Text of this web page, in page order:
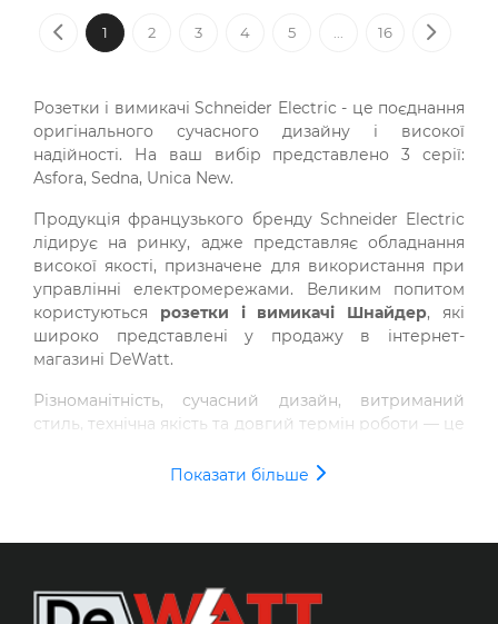
Антрацит
Previous
1 2 3 4 5 16 Next
Розетки і вимикачі Schneider Electric - це поєднання
оригінального сучасного дизайну і високої
надійності. На ваш вибір представлено 3 серії:
Asfora, Sedna, Unica New.
Продукція французького бренду Schneider Electric
лідирує на ринку, адже представляє обладнання
високої якості, призначене для використання при
управлінні електромережами. Великим попитом
користуються розетки і вимикачі Шнайдер, які
широко представлені у продажу в інтернет-
магазині DeWatt.
Різноманітність, сучасний дизайн, витриманий
стиль, технічна якість та довгий термін роботи — це
Хоча ціна на вимикачі й розетки Asfora цього
Електротовари бренду Schneider Electric Asfora
високий ступінь захисту, типи якого відрізняються
залежно від впливу ззовні. Розетки Schneider Asfora
Показати більше